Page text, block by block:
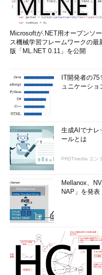
Microsoftが.NET用オープンソー
ス機械学習フレームワークの最
版「ML.NET 0.11」を公開
IT開発者の
ュニケーショ
生成AIでナ
ールとは
PR(ITmedia エン
Mellanox、
NAP」を発表